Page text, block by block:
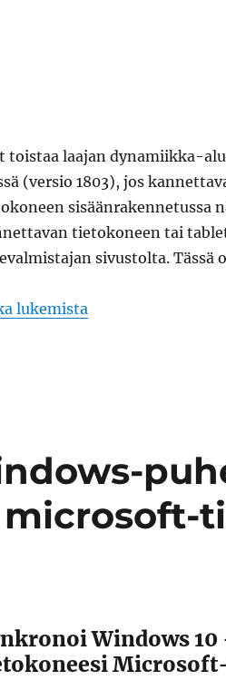
toistaa laajan dynamiikka-
(versio 1803), jos
sisäänrakennetussa
tietokoneen tai
sivustolta. Tässä
lukemista”hdr-videon
Windows